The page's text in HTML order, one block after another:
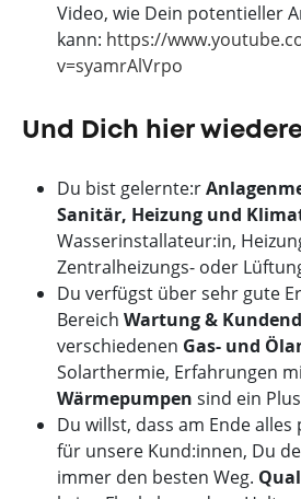
Video, wie Dein potentieller
kann: https://
v=syamrAlVrpo
Und Dich hier
Du bist gelernte:r
Sanitär, Heizung und
Wasserinstallateur:in,
Zentralheizungs- oder
Du verfügst über sehr gute
Bereich Wartung &
verschiedenen Gas- und
Solarthermie, Erfahrungen
Wärmepumpen sind ein Plus
Du willst, dass am Ende
für unsere Kund:innen, Du
immer den besten Weg.